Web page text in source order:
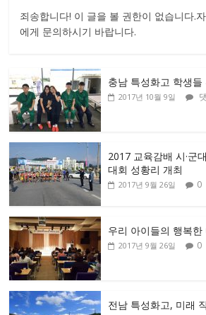
죄송합니다! 이 글을 볼 권한이 없습니다.
에게 문의하시기 바랍니다.
충남 특성화고 학생
2017년 10월 9일
2017 교육감배 시·군
대회 성황리 개최
2017년 9월 26일 0
우리 아이들의 행복한
2017년 9월 26일 0
전남 특성화고, 미래